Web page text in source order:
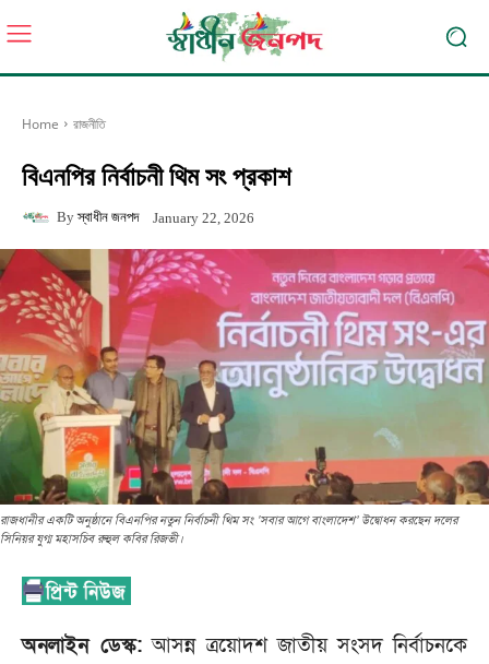
Home রাজনীতি
বিএনপির নির্বাচনী থিম সং প্রকাশ
By স্বাধীন জনপদ January 22, 2026
রাজধানীর একটি অনুষ্ঠানে বিএনপির নতুন নির্বাচনী থিম সং ‘সবার আগে বাংলাদেশ’ উদ্বোধন করছেন দলের
সিনিয়র যুগ্ম মহাসচিব রুহুল কবির রিজভী।
অনলাইন ডেস্ক: আসন্ন ত্রয়োদশ জাতীয় সংসদ নির্বাচনকে